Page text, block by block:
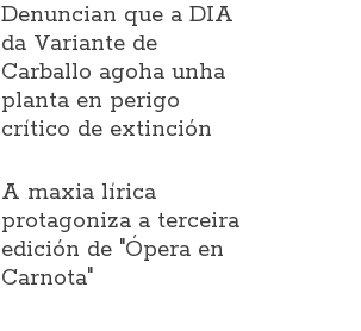
Denuncian que a DIA
da Variante de
Carballo agoha unha
planta en perigo
crítico de extinción
A maxia lírica
protagoniza a terceira
edición de "Ópera en
Carnota"